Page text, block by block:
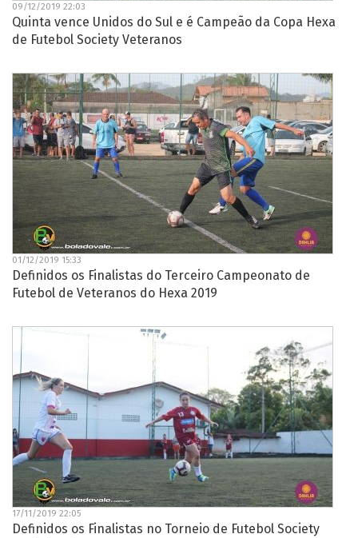
09/12/2019 22:03
Quinta vence Unidos do Sul e é Campeão da Copa Hexa
de Futebol Society Veteranos
01/12/2019 15:33
Definidos os Finalistas do Terceiro Campeonato de
Futebol de Veteranos do Hexa 2019
17/11/2019 22:05
Definidos os Finalistas no Torneio de Futebol Society